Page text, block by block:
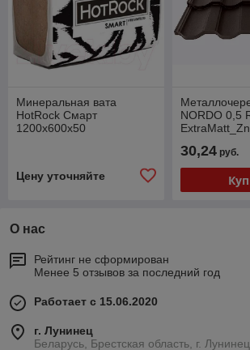
Минеральная вата
HotRock Смарт
1200х600x50
Цену уточняйте
NORDO 0,5
30,24руб.
О нас
Рейтинг не сформирован
Менее 5 отзывов за последний год
Работает с 15.06.2020
г. Лунинец
Беларусь, Брестская область, г.